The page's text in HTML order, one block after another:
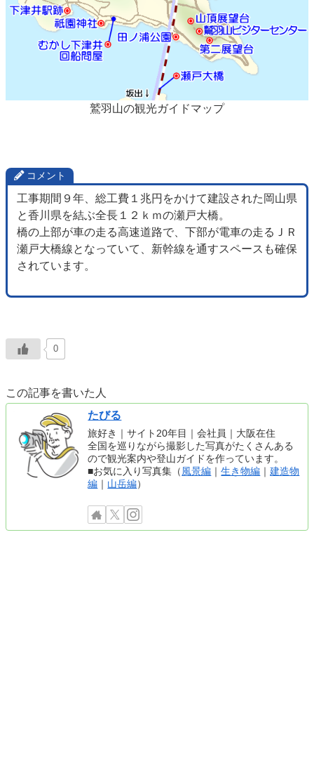
鷲羽山の観光ガイドマップ
コメント
工事期間９年、総工費１兆円をかけて建設された岡山県
と香川県を結ぶ全長１２ｋｍの瀬戸大橋。
橋の上部が車の走る高速道路で、下部が電車の走るＪＲ
瀬戸大橋線となっていて、新幹線を通すスペースも確保
されています。
0
この記事を書いた人
たびる
旅好き｜サイト20年目｜会社員｜大阪在住
全国を巡りながら撮影した写真がたくさんある
ので観光案内や登山ガイドを作っています。
■お気に入り写真集（風景編 ｜生き物編 ｜建造物
編 ｜ 山岳編）